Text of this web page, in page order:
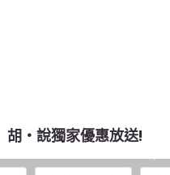
胡‧說獨家優惠放送!